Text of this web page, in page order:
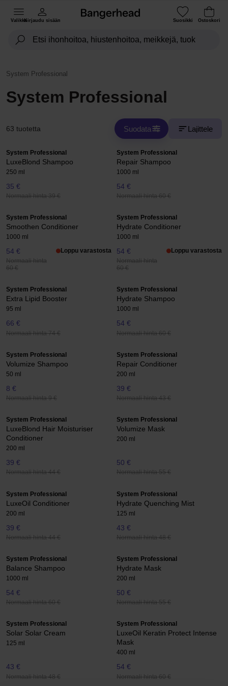
ValikkoKirjaudu sisään Suosikki Ostoskori
System Professional
System Professional
63 tuotetta Suodata Lajittele
System Professional
LuxeBlond Shampoo
250 ml
35 €
Normaali hinta 39 €
System Professional
Repair Shampoo
1000 ml
54 €
Normaali hinta 60 €
System Professional
Smoothen Conditioner
1000 ml
54 €
Normaali hinta
60 €
Loppu varastosta
System Professional
Hydrate Conditioner
1000 ml
54 €
Normaali hinta
60 €
Loppu varastosta
System Professional
Extra Lipid Booster
95 ml
66 €
Normaali hinta 74 €
System Professional
Hydrate Shampoo
1000 ml
54 €
Normaali hinta 60 €
System Professional
Volumize Shampoo
50 ml
8 €
Normaali hinta 9 €
System Professional
Repair Conditioner
200 ml
39 €
Normaali hinta 43 €
System Professional
LuxeBlond Hair Moisturiser
Conditioner
200 ml
39 €
Normaali hinta 44 €
System Professional
Volumize Mask
200 ml
50 €
Normaali hinta 55 €
System Professional
LuxeOil Conditioner
200 ml
39 €
Normaali hinta 44 €
System Professional
Hydrate Quenching Mist
125 ml
43 €
Normaali hinta 48 €
System Professional
Balance Shampoo
1000 ml
54 €
Normaali hinta 60 €
System Professional
Hydrate Mask
200 ml
50 €
Normaali hinta 55 €
System Professional
Solar Solar Cream
125 ml
43 €
Normaali hinta 48 €
System Professional
LuxeOil Keratin Protect Intense
Mask
400 ml
54 €
Normaali hinta 60 €